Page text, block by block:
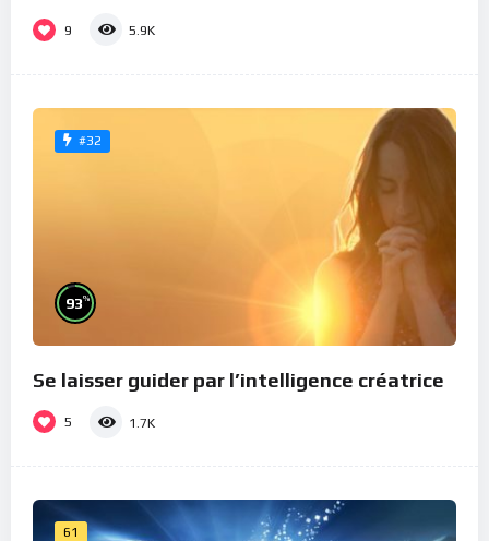
9 5.9K
#32
93%
Se laisser guider par l’intelligence créatrice
5 1.7K
61